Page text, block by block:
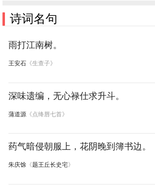
诗词名句
雨打江南树。
王安石《生查子》
深味遗编，无心禄仕求升斗。
蒲道源《点绛唇七首》
药气暗侵朝服上，花阴晚到簿书边。
朱庆馀《题王丘长史宅》